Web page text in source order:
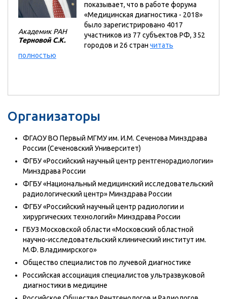
Академик РАН
Терновой С.К.
показывает, что в работе форума
«Медицинская диагностика - 2018»
было зарегистрировано 4017
участников из 77 субъектов РФ, 352
городов и 26 стран читать
полностью
Организаторы
ФГАОУ ВО Первый МГМУ им. И.М. Сеченова Минздрава
России (Сеченовский Университет)
ФГБУ «Российский научный центр рентгенорадиологии»
Минздрава России
ФГБУ «Национальный медицинский исследовательский
радиологический центр» Минздрава России
ФГБУ «Российский научный центр радиологии и
хирургических технологий» Минздрава России
ГБУЗ Московской области «Московский областной
научно-исследовательский клинический институт им.
М.Ф. Владимирского»
Общество специалистов по лучевой диагностике
Российская ассоциация специалистов ультразвуковой
диагностики в медицине